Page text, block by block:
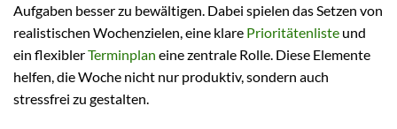
Aufgaben besser zu bewältigen. Dabei spielen das Setzen von
realistischen Wochenzielen, eine klare Prioritätenliste und
ein flexiblerTerminplan eine zentrale Rolle. Diese Elemente
helfen, die Woche nicht nur produktiv, sondern auch
stressfrei zu gestalten.